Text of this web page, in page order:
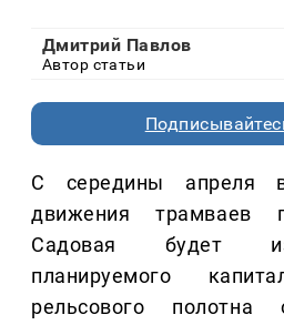
Дмитрий Павлов
Автор статьи
С середины апреля
движения трамваев
Садовая будет
планируемого
рельсового полотна